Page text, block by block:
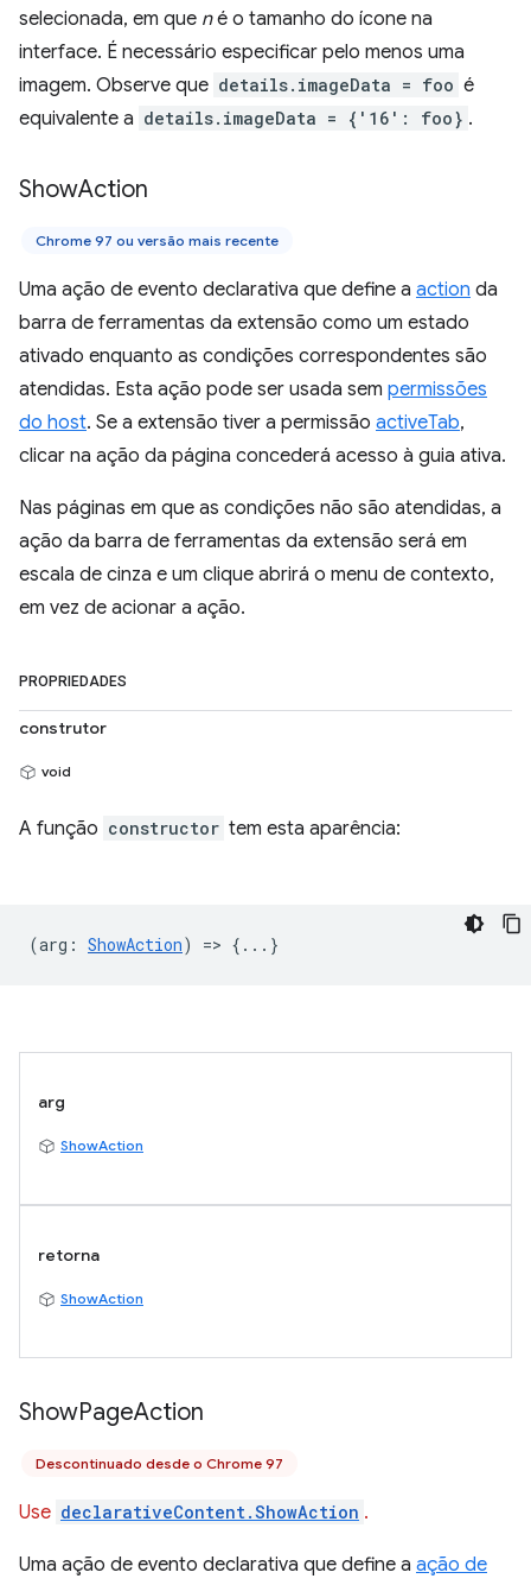
selecionada, em que né o tamanho do ícone na
interface. É necessário especificar pelo menos uma
imagem. Observe que details.imageData = foo é
equivalente a details.imageData = {'16': foo} .
ShowAction
Chrome 97 ou versão mais recente
Uma ação de evento declarativa que define a action da
barra de ferramentas da extensão como um estado
ativado enquanto as condições correspondentes são
atendidas. Esta ação pode ser usada sem permissões
do host. Se a extensão tiver a permissão activeTab,
clicar na ação da página concederá acesso à guia ativa.
Nas páginas em que as condições não são atendidas, a
ação da barra de ferramentas da extensão será em
escala de cinza e um clique abrirá o menu de contexto,
em vez de acionar a ação.
PROPRIEDADES
construtor
void
A função constructor tem esta aparência:
(arg : ShowAction) => {...}
arg
ShowAction
retorna
ShowAction
ShowPageAction
Descontinuado desde o Chrome 97
Use declarativeContent.ShowAction .
Uma ação de evento declarativa que define a ação de